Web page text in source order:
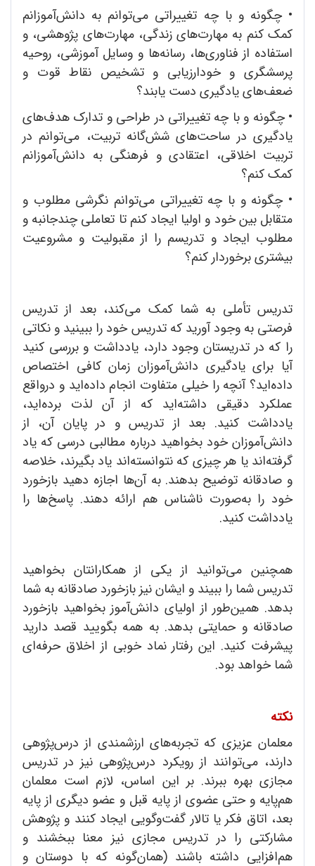
• چگونه و با چه تغییراتی می‌توانم به دانش‌آموزانم
کمک کنم به مهارت‌های زندگی، مهارت‌های پژوهشی، و
استفاده از فناوری‌ها، رسانه‌ها و وسایل آموزشی، روحیه
پرسشگری و خودارزیابی و تشخیص نقاط قوت و
ضعف‌های یادگیری دست یابند؟
•چگونه و با چه تغییراتی در طراحی و تدارک هدف‌های
یادگیری در ساحت‌های شش‌گانه تربیت، می‌توانم در
تربیت اخلاقی، اعتقادی و فرهنگی به دانش‌آموزانم
کمک کنم؟
• چگونه و با چه تغییراتی می‌توانم نگرشی مطلوب و
متقابل بین خود و اولیا ایجاد کنم تا تعاملی چندجانبه و
مطلوب ایجاد و تدریسم را از مقبولیت و مشروعیت
بیشتری برخوردار کنم؟
تدریس تأملی به شما کمک می‌کند، بعد از تدریس
فرصتی به وجود آورید که تدریس خود را ببینید و نکاتی
را که در تدریستان وجود دارد، یادداشت و بررسی کنید
آیا برای یادگیری دانش‌آموزان زمان کافی اختصاص
داده‌اید؟ آنچه را خیلی متفاوت انجام داده‌اید و درواقع
عملکرد دقیقی داشته‌اید که از آن لذت برده‌اید،
یادداشت کنید. بعد از تدریس و در پایان آن، از
دانش‌آموزان خود بخواهید درباره مطالبی درسی که یاد
گرفته‌اند یا هر چیزی که نتوانسته‌اند یاد بگیرند، خلاصه
و صادقانه توضیح بدهند. به آن‌ها اجازه دهید بازخورد
خود را به‌صورت ناشناس هم ارائه دهند. پاسخ‌ها را
یادداشت کنید.
همچنین می‌توانید از یکی از همکارانتان بخواهید
تدریس شما را ببیند و ایشان نیز بازخورد صادقانه به شما
بدهد. همین‌طور از اولیای دانش‌آموز بخواهید بازخورد
صادقانه و حمایتی بدهد. به همه بگویید قصد دارید
پیشرفت کنید. این رفتار نماد خوبی از اخلاق حرفه‌ای
شما خواهد بود.
نکته
معلمان عزیزی که تجربه‌های ارزشمندی از درس‌پژوهی
دارند، می‌توانند از رویکرد درس‌پژوهی نیز در تدریس‌
مجازی بهره‌ ببرند. بر این اساس، لازم است معلمان
هم‌پایه و حتی عضوی از پایه قبل و عضو دیگری از پایه
بعد، اتاق فکر یا تالار گفت‌وگویی ایجاد کنند و پژوهش
مشارکتی را در تدریس مجازی نیز معنا ببخشند و
هم‌افزایی داشته باشند (همان‌گونه که با دوستان و